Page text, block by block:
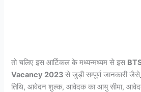
तो चलिए इस आर्टिकल के मध्यन्मध्यम से इस
Vacancy 2023से जुड़ी सम्पूर्ण जानकारी
तिथि, आवेदन शुल्क, आवेदक का आयु सीमा,